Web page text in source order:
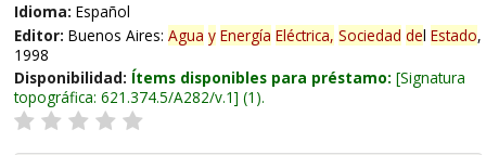
Idioma: Español
Editor: Buenos Aires: Agua y Energía Eléctrica, Sociedad del Estado,
1998
Disponibilidad: Ítems disponibles para préstamo: Signatura
topográfica: 621.374.5/A282/v.1 (1).